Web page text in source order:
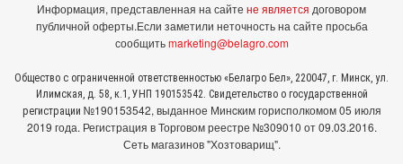
Информация, представленная на сайте не является договором
публичной оферты.Если заметили неточность на сайте просьба
сообщитьmarketing@belagro.com
Общество с ограниченной ответственностью «Белагро Бел», 220047, г. Минск, ул.
Илимская, д. 58, к.1, УНП 190153542. Свидетельство о государственной
регистрации №190153542, выданное Минcким горисполкомом 05 июля
2019 года. Регистрация в Торговом реестре №309010 от 09.03.2016.
Сеть магазинов "Хозтоварищ".